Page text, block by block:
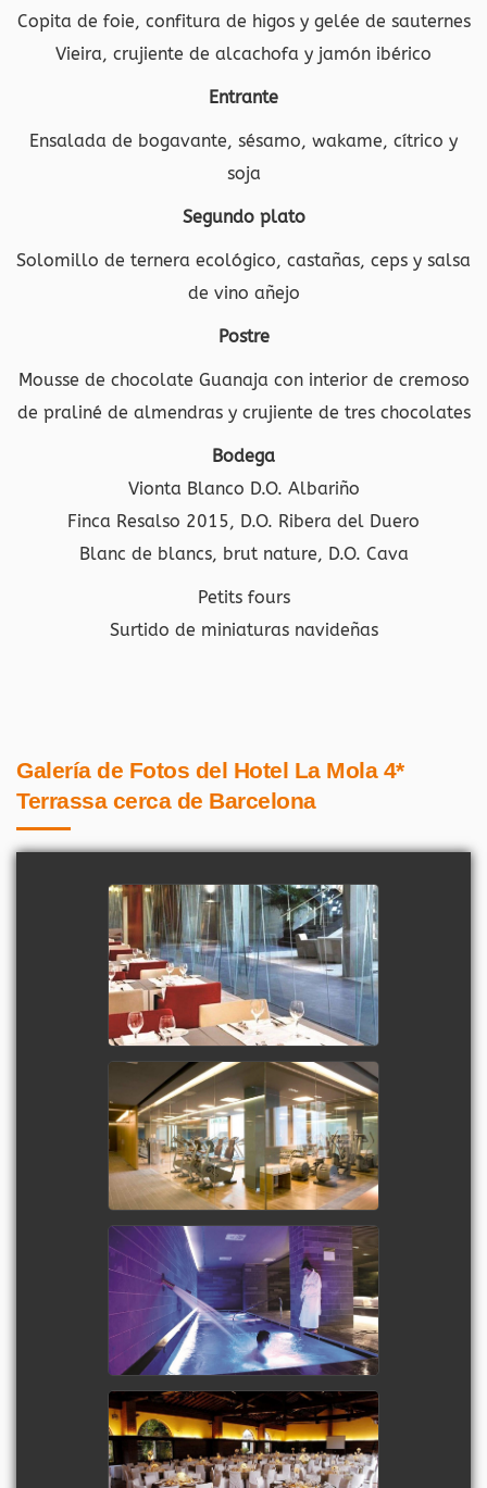
Copita de foie, confitura de higos y gelée de sauternes
Vieira, crujiente de alcachofa y jamón ibérico
Entrante
Ensalada de bogavante, sésamo, wakame, cítrico y
soja
Segundo plato
Solomillo de ternera ecológico, castañas, ceps y salsa
de vino añejo
Postre
Mousse de chocolate Guanaja con interior de cremoso
de praliné de almendras y crujiente de tres chocolates
Bodega
Vionta Blanco D.O. Albariño
Finca Resalso 2015, D.O. Ribera del Duero
Blanc de blancs, brut nature, D.O. Cava
Petits fours
Surtido de miniaturas navideñas
Galería de Fotos del Hotel La Mola 4*
Terrassa cerca de Barcelona